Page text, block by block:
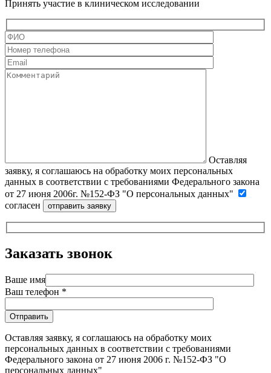
Принять участие в клиническом исследовании
Оставляя
заявку, я соглашаюсь на обработку моих персональных
данных в соответствии с требованиями Федерального закона
от 27 июня 2006г. №152-ФЗ "О персональных данных"
согласен
Заказать звонок
Ваше имя
Ваш телефон *
Оставляя заявку, я соглашаюсь на обработку моих
персональных данных в соответствии с требованиями
Федерального закона от 27 июня 2006 г. №152-ФЗ "О
персональных данных"